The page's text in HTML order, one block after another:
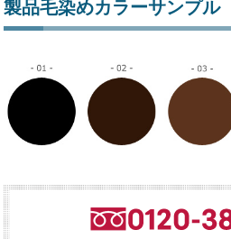
製品毛染めカラーサンプル